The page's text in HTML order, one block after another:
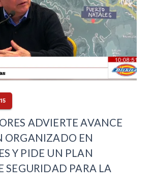
ADVIERTE AVANCE
ORGANIZADO EN
Y PIDE UN PLAN
SEGURIDAD PARA LA